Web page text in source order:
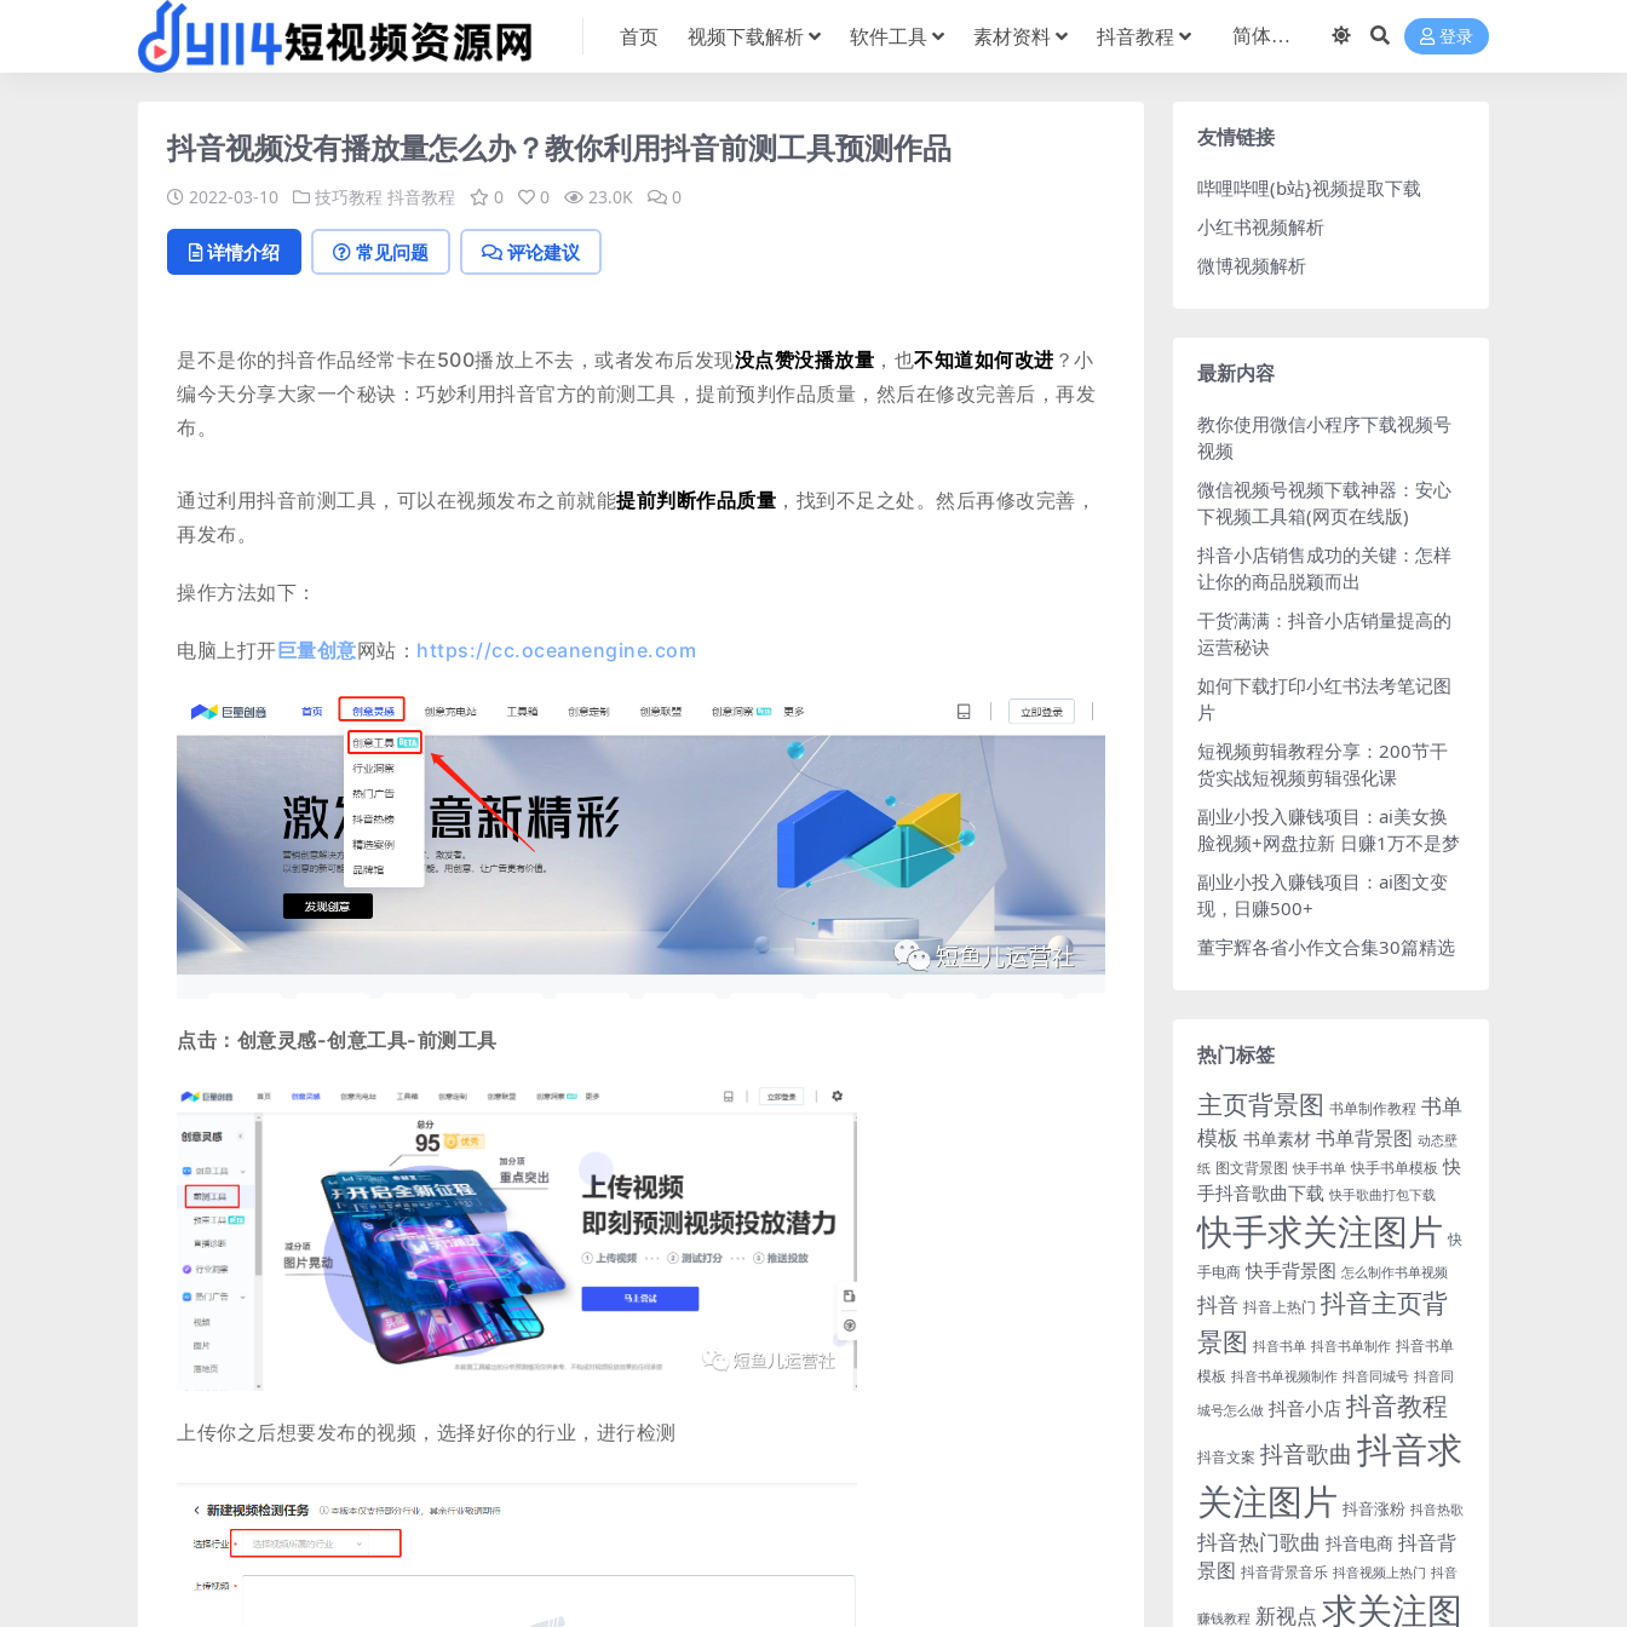
首页 视频下载解析 软件工具 素材资料 抖音教程 登录
抖音视频没有播放量怎么办？教你利用抖音前测工具预测作品
2022-03-10 技巧教程 抖音教程 0 0 23.0K 0
详情介绍 常见问题 评论建议
是不是你的抖音作品经常卡在500播放上不去，或者发布后发现没点赞没播放量 ，也不知道如何改进 ？小
编今天分享大家一个秘诀：巧妙利用抖音官方的前测工具，提前预判作品质量，然后在修改完善后，再发
布。
通过利用抖音前测工具，可以在视频发布之前就能提前判断作品质量 ，找到不足之处。然后再修改完善，
再发布。
操作方法如下：
电脑上打开 巨量创意网站： https://cc.oceanengine.com
点击：创意灵感-创意工具-前测工具
上传你之后想要发布的视频，选择好你的行业，进行检测
友情链接
哔哩哔哩(b站}视频提取下载
小红书视频解析
微博视频解析
最新内容
教你使用微信小程序下载视频号
视频
微信视频号视频下载神器：安心
下视频工具箱(网页在线版)
抖音小店销售成功的关键：怎样
让你的商品脱颖而出
干货满满：抖音小店销量提高的
运营秘诀
如何下载打印小红书法考笔记图
片
短视频剪辑教程分享：200节干
货实战短视频剪辑强化课
副业小投入赚钱项目：ai美女换
脸视频+网盘拉新 日赚1万不是梦
副业小投入赚钱项目：ai图文变
现，日赚500+
董宇辉各省小作文合集30篇精选
热门标签
主页背景图 书单制作教程 书单
模板 书单素材 书单背景图 动态壁
纸 图文背景图 快手书单 快手书单模板 快
手抖音歌曲下载 快手歌曲打包下载
快手求关注图片 快
手电商 快手背景图 怎么制作书单视频
抖音 抖音上热门 抖音主页背
景图 抖音书单 抖音书单制作 抖音书单
模板 抖音书单视频制作 抖音同城号 抖音同
城号怎么做 抖音小店 抖音教程
抖音文案 抖音歌曲 抖音求
关注图片 抖音涨粉 抖音热歌
抖音热门歌曲 抖音电商 抖音背
景图 抖音背景音乐 抖音视频上热门 抖音
赚钱教程 新视点 求关注图